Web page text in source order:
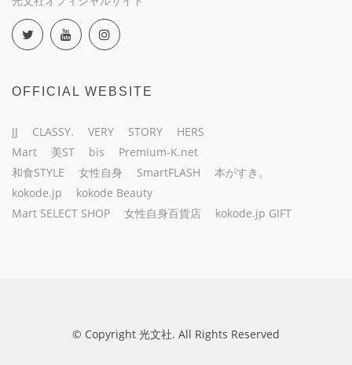
OFFICIAL WEBSITE
JJ CLASSY. VERY STORY
HERS
Mart
美ST bis
Premium-K.net
和食STYLE
女性自身 SmartFLASH
本がすき。
kokode.jp
kokode Beauty
Mart SELECT SHOP
女性自身百貨店 kokode.jp GIFT
© Copyright 光文社. All Rights Reserved